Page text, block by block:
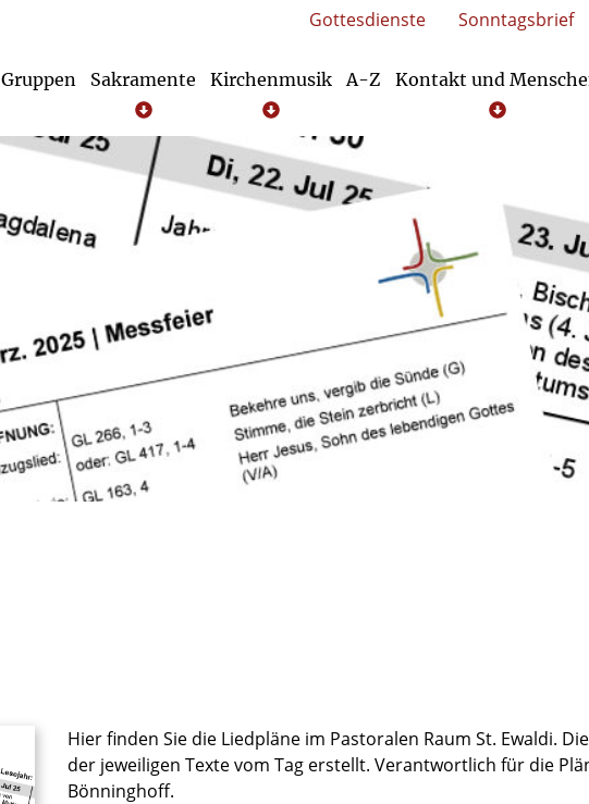
Gruppen Sakramente Kirchenmusik A-Z Kontakt und
Gottesdienste Sonntagsbrief
Hier finden Sie die Liedpläne im Pastoralen Raum St. Ewaldi.
der jeweiligen Texte vom Tag erstellt. Verantwortlich für die
Bönninghoff.